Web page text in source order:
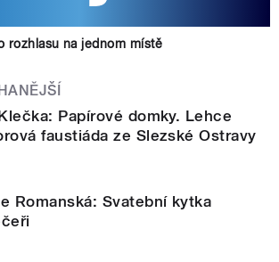
rozhlasu na jednom místě
Papírové domky. Lehce
faustiáda ze Slezské Ostravy
Romanská: Svatební kytka